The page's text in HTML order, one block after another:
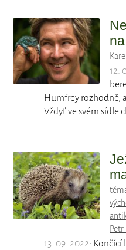
12.
Humfrey rozhodně,
Vždyť ve svém sídle
13. 09. 2022: Končící